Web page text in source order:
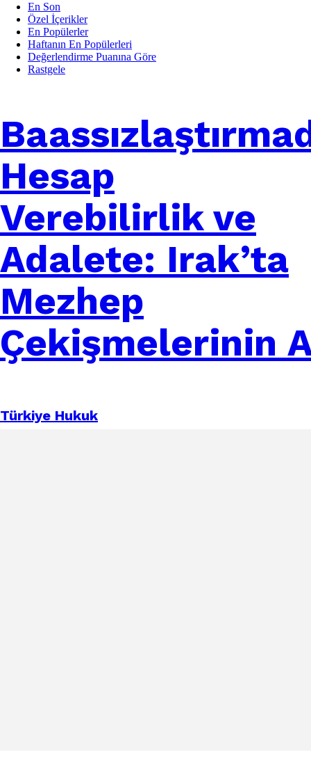
En Son
Özel İçerikler
En Popülerler
Haftanın En Popülerleri
Değerlendirme Puanına Göre
Rastgele
Hesap
Verebilirlik ve
Adalete: Irak’ta
Mezhep
Çekişmelerinin
Türkiye Hukuk